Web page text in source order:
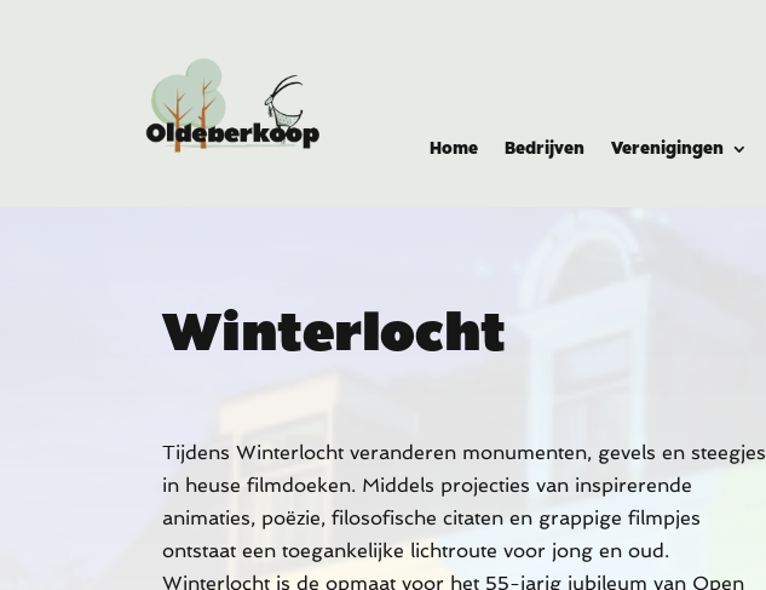
Home Bedrijven Verenigingen
Winterlocht
Tijdens Winterlocht veranderen monumenten, gevels en steegjes
in heuse filmdoeken. Middels projecties van inspirerende
animaties, poëzie, filosofische citaten en grappige filmpjes
ontstaat een toegankelijke lichtroute voor jong en oud.
Winterlocht is de opmaat voor het 55-jarig jubileum van Open